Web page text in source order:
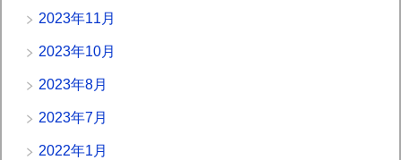
2023年11月
2023年10月
2023年8月
2023年7月
2022年1月